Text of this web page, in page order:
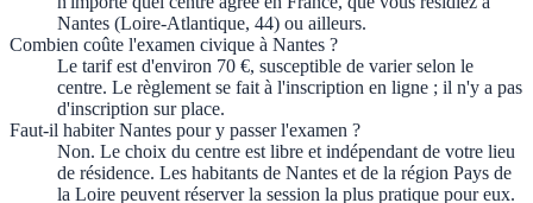
Nantes (Loire-Atlantique, 44) ou ailleurs.
Combien coûte l'examen civique à Nantes ?
Le tarif est d'environ 70 €, susceptible de varier selon le
centre. Le règlement se fait à l'inscription en ligne ; il n'y a pas
d'inscription sur place.
Faut-il habiter Nantes pour y passer l'examen ?
Non. Le choix du centre est libre et indépendant de votre lieu
de résidence. Les habitants de Nantes et de la région Pays de
la Loire peuvent réserver la session la plus pratique pour eux.